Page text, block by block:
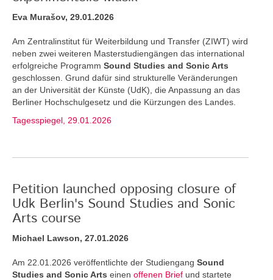
Eva Murašov, 29.01.2026
Am Zentralinstitut für Weiterbildung und Transfer (ZIWT) wird
neben zwei weiteren Masterstudiengängen das international
erfolgreiche Programm Sound Studies and Sonic Arts
geschlossen. Grund dafür sind strukturelle Veränderungen
an der Universität der Künste (UdK), die Anpassung an das
Berliner Hochschulgesetz und die Kürzungen des Landes.
Tagesspiegel, 29.01.2026
Petition launched opposing closure of
Udk Berlin's Sound Studies and Sonic
Arts course
Michael Lawson, 27.01.2026
Am 22.01.2026 veröffentlichte der Studiengang Sound
Studies and Sonic Arts einen offenen Brief und startete